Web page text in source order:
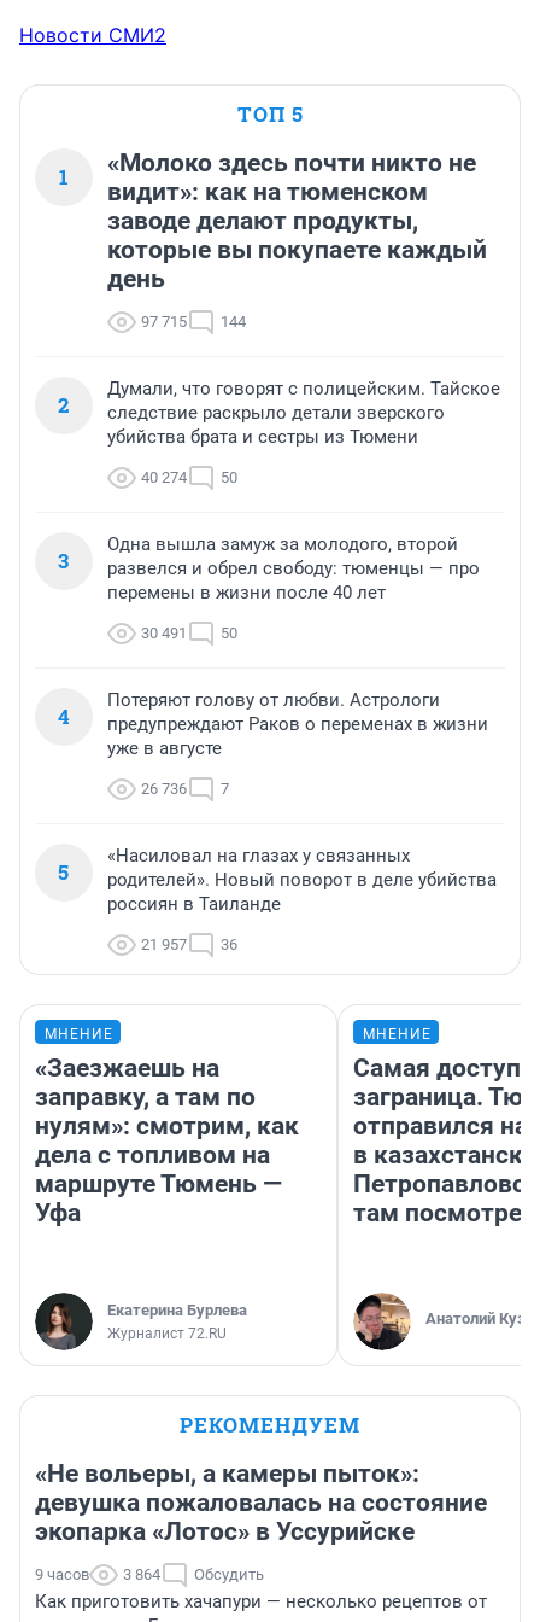
Новости СМИ2
ТОП 5
1
«Молоко здесь почти никто не
видит»: как на тюменском
заводе делают продукты,
которые вы покупаете каждый
день
97 715 144
2
Думали, что говорят с полицейским. Тайское
следствие раскрыло детали зверского
убийства брата и сестры из Тюмени
40 274 50
3
Одна вышла замуж за молодого, второй
развелся и обрел свободу: тюменцы — про
перемены в жизни после 40 лет
30 491 50
4
Потеряют голову от любви. Астрологи
предупреждают Раков о переменах в жизни
уже в августе
26 736 7
5
«Насиловал на глазах у связанных
родителей». Новый поворот в деле убийства
россиян в Таиланде
21 957 36
МНЕНИЕ
«Заезжаешь на
заправку, а там по
нулям»: смотрим, как
дела с топливом на
маршруте Тюмень —
Уфа
Екатерина Бурлева
Журналист 72.RU
МНЕНИЕ
Самая
заграница.
отправился
в
там
Анатолий
РЕКОМЕНДУЕМ
«Не вольеры, а камеры пыток»:
девушка пожаловалась на состояние
экопарка «Лотос» в Уссурийске
9 часов 3 864 Обсудить
Как приготовить хачапури — несколько рецептов от